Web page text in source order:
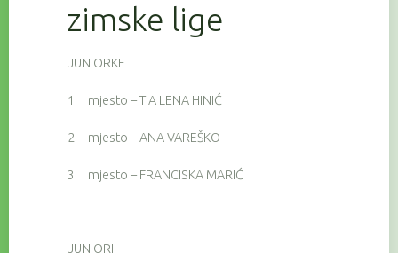
zimske lige
JUNIORKE
1. mjesto – TIA LENA HINIĆ
2. mjesto – ANA VAREŠKO
3. mjesto – FRANCISKA MARIĆ
JUNIORI